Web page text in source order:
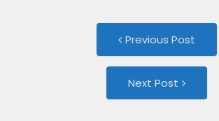
navigation
Previous Post
Next Post